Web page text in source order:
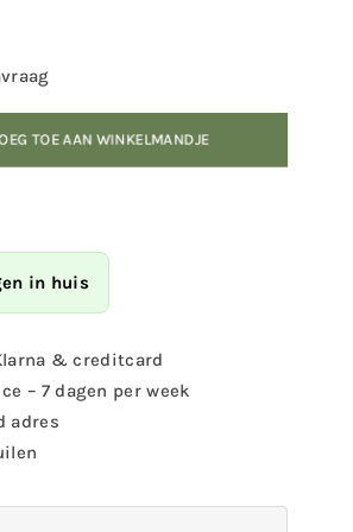
TOE AAN WINKELMANDJE
in huis
& creditcard
– 7 dagen per week
adres